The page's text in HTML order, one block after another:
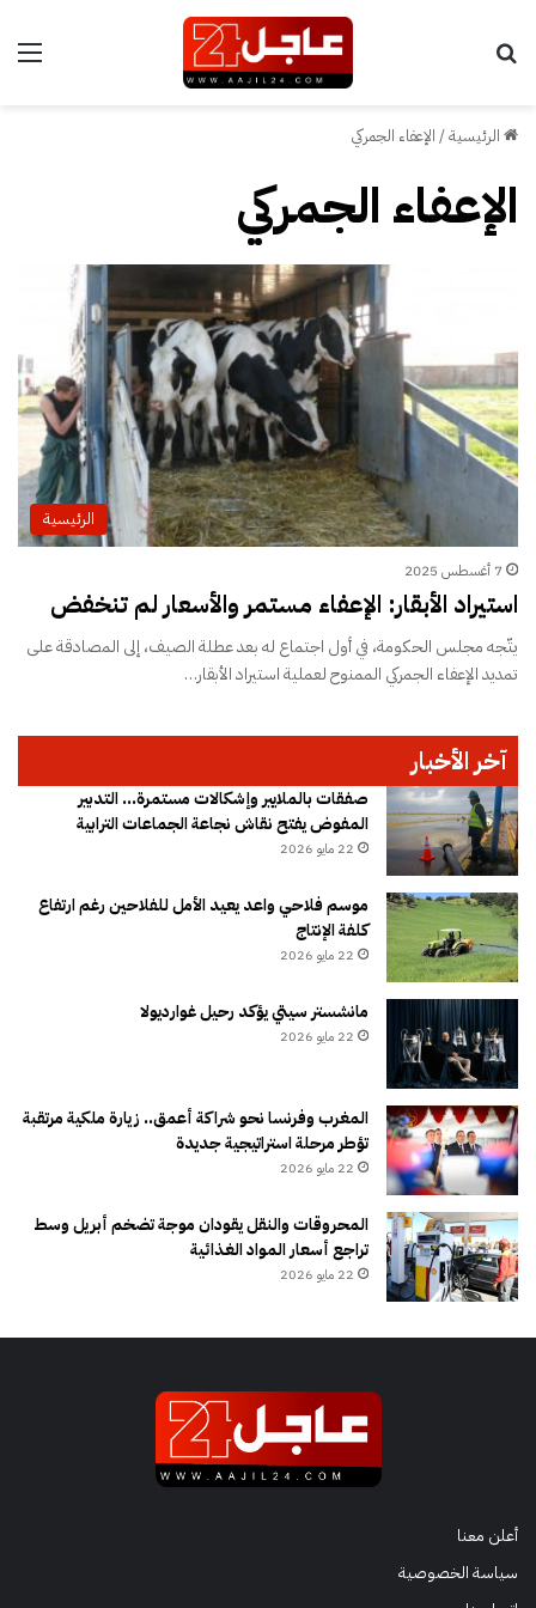
الرئيسية/ الإعفاء الجمركي
الإعفاء الجمركي
الرئيسية
7 أغسطس 2025
استيراد الأبقار: الإعفاء مستمر والأسعار لم تنخفض
يتّجه مجلس الحكومة، في أول اجتماع له بعد عطلة الصيف، إلى المصادقة على
تمديد الإعفاء الجمركي الممنوح لعملية استيراد الأبقار…
آخر الأخبار
صفقات بالملايير وإشكالات مستمرة… التدبير
المفوض يفتح نقاش نجاعة الجماعات الترابية
22 مايو 2026
موسم فلاحي واعد يعيد الأمل للفلاحين رغم ارتفاع
كلفة الإنتاج
22 مايو 2026
مانشستر سيتي يؤكد رحيل غوارديولا
22 مايو 2026
المغرب وفرنسا نحو شراكة أعمق.. زيارة ملكية مرتقبة
تؤطر مرحلة استراتيجية جديدة
22 مايو 2026
المحروقات والنقل يقودان موجة تضخم أبريل وسط
تراجع أسعار المواد الغذائية
22 مايو 2026
أعلن معنا
سياسة الخصوصية